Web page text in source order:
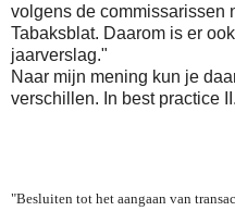
volgens de commissarissen
Tabaksblat. Daarom is er
jaarverslag."
Naar mijn mening kun je
verschillen. In best practice
"Besluiten tot het aangaan van